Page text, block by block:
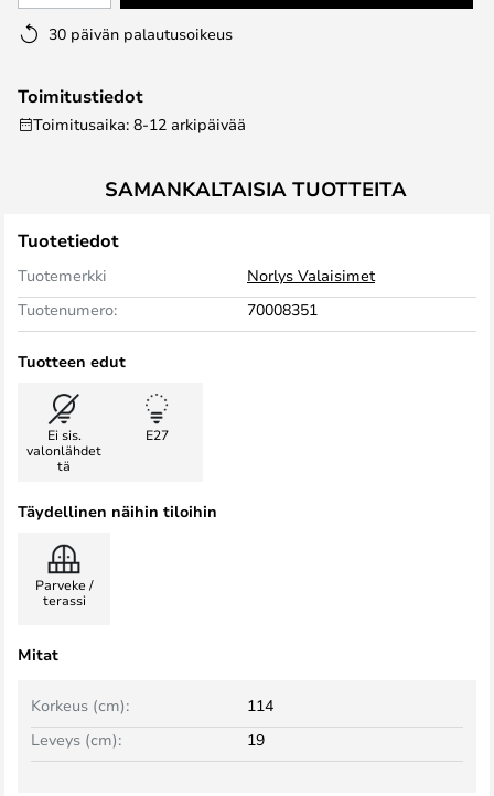
30 päivän palautusoikeus
Toimitustiedot
Toimitusaika: 8-12 arkipäivää
SAMANKALTAISIA TUOTTEITA
Tuotetiedot
Tuotemerkki
Norlys Valaisimet
Tuotenumero:
70008351
Tuotteen edut
Ei sis.
valonlähdet
tä
E27
Täydellinen näihin tiloihin
Parveke /
terassi
Mitat
Leveys (cm): 19
Korkeus (cm): 114